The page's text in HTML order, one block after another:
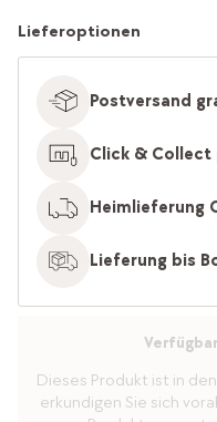
Lieferoptionen
Postversand
Click & Collect
Heimlieferung
Lieferung bis
Dieses Produkt ist in
erkundigen Sie sich